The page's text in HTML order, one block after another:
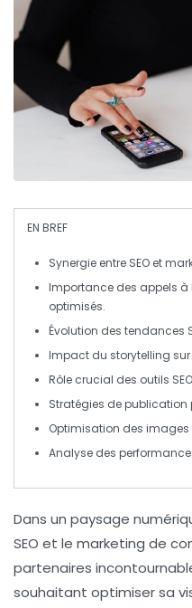
EN BREF
Synergie entre SEO et
Importance des appels à
optimisés.
Évolution des tendances
Impact du storytelling
Rôle crucial des outils SEO
Stratégies de publication
Optimisation des images
Analyse des
Dans un paysage
SEO et le marketing de
partenaires
souhaitant optimiser sa